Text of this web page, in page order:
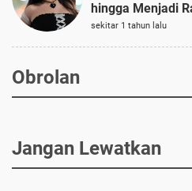
hingga Menjadi
sekitar 1 tahun lalu
Obrolan
Jangan Lewatkan